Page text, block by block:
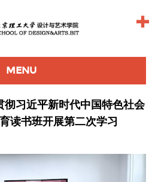
+
MENU
彻习近平新时代中国特色社会
读书班开展第二次学习